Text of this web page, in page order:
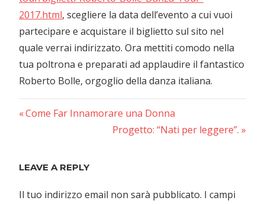
2017.html, scegliere la data dell’evento a cui vuoi
partecipare e acquistare il biglietto sul sito nel
quale verrai indirizzato. Ora mettiti comodo nella
tua poltrona e preparati ad applaudire il fantastico
Roberto Bolle, orgoglio della danza italiana.
Navigazione
Previous
Come Far Innamorare una Donna
Next
Progetto: “Nati per leggere”.
LEAVE A REPLY
Il tuo indirizzo email non sarà pubblicato. I campi